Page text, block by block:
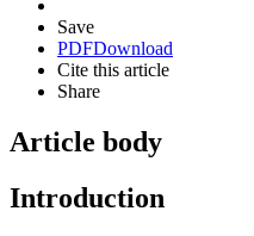
Save
PDFDownload
Cite this article
Share
Article body
Introduction